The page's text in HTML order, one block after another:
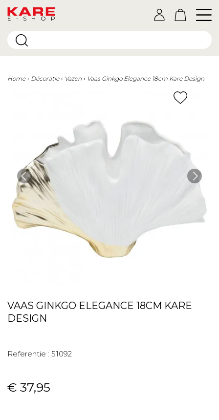
E-SHOP
Home Décoratie Vazen Vaas Ginkgo Elegance 18cm Kare Design
VAAS GINKGO ELEGANCE 18CM KARE
DESIGN
Referentie : 51092
€ 37,95